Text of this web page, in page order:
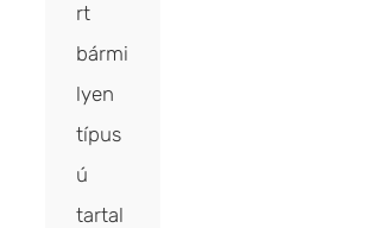
rt
bármi
lyen
típus
ú
tartal